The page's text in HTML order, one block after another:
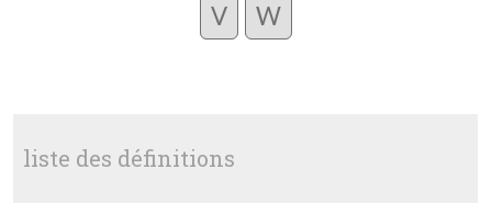
V W
liste des définitions